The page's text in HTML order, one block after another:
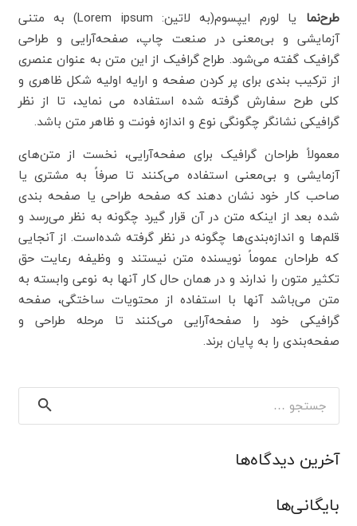
طرح‌نما یا لورم ایپسوم(به لاتین: Lorem ipsum) به متنی
آزمایشی و بی‌معنی در صنعت چاپ، صفحه‌آرایی و طراحی
گرافیک گفته می‌شود. طراح گرافیک از این متن به عنوان عنصری
از ترکیب بندی برای پر کردن صفحه و ارایه اولیه شکل ظاهری و
کلی طرح سفارش گرفته شده استفاده می نماید، تا از نظر
گرافیکی نشانگر چگونگی نوع و اندازه فونت و ظاهر متن باشد.
معمولاً طراحان گرافیک برای صفحه‌آرایی، نخست از متن‌های
آزمایشی و بی‌معنی استفاده می‌کنند تا صرفاً به مشتری یا
صاحب کار خود نشان دهند که صفحه طراحی یا صفحه بندی
شده بعد از اینکه متن در آن قرار گیرد چگونه به نظر می‌رسد و
قلم‌ها و اندازه‌بندی‌ها چگونه در نظر گرفته شده‌است. از آنجایی
که طراحان عموماً نویسنده متن نیستند و وظیفه رعایت حق
تکثیر متون را ندارند و در همان حال کار آنها به نوعی وابسته به
متن می‌باشد آنها با استفاده از محتویات ساختگی، صفحه
گرافیکی خود را صفحه‌آرایی می‌کنند تا مرحله طراحی و
صفحه‌بندی را به پایان برند.
برای:
آخرین دیدگاه‌ها
بایگانی‌ها